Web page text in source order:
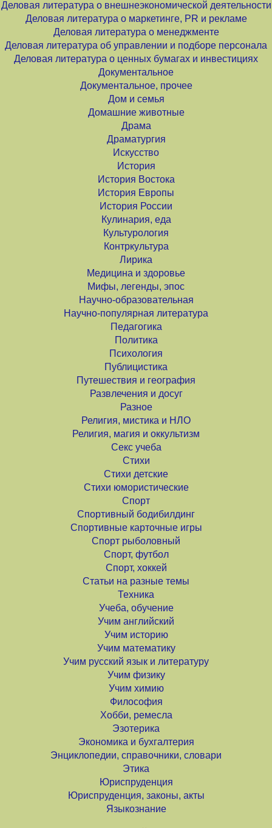
Деловая литература о внешнеэкономической деятельности
Деловая литература о маркетинге, PR и рекламе
Деловая литература о менеджменте
Деловая литература об управлении и подборе персонала
Деловая литература о ценных бумагах и инвестициях
Документальное
Документальное, прочее
Дом и семья
Домашние животные
Драма
Драматургия
Искусство
История
История Востока
История Европы
История России
Кулинария, еда
Культурология
Контркультура
Лирика
Медицина и здоровье
Мифы, легенды, эпос
Научно-образовательная
Научно-популярная литература
Педагогика
Политика
Психология
Публицистика
Путешествия и география
Развлечения и досуг
Разное
Религия, мистика и НЛО
Религия, магия и оккультизм
Секс учеба
Стихи
Стихи детские
Стихи юмористические
Спорт
Спортивный бодибилдинг
Спортивные карточные игры
Спорт рыболовный
Спорт, футбол
Спорт, хоккей
Статьи на разные темы
Техника
Учеба, обучение
Учим английский
Учим историю
Учим математику
Учим русский язык и литературу
Учим физику
Учим химию
Философия
Хобби, ремесла
Эзотерика
Экономика и бухгалтерия
Энциклопедии, справочники, словари
Этика
Юриспруденция
Юриспруденция, законы, акты
Языкознание